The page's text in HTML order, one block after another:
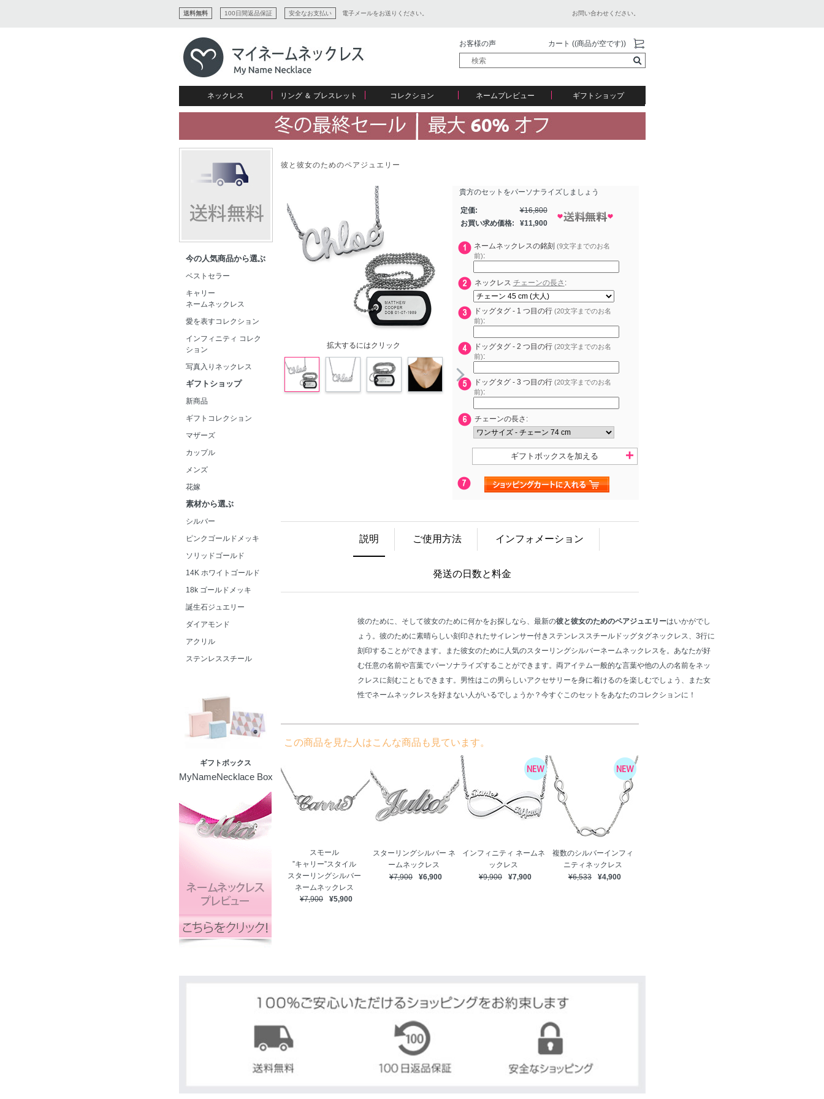
送料無料 100日間返品保証 安全なお支払い 電子メールをお送りください。 お問い合わせください。
お客様の声 カート ((商品が空です))
ネックレス
すべてコレクションを見る
ネームネックレス
プチネームネックレス
リング ＆ ブレスレット
リング
愛のブレスレット
コレクション
愛を表すコレクション
イニシャルジュエリー
誕生石コレクション
バーネックレスコレクション
ディスクとサークルのコレクション
ネームプレビュー
ネームプレビュー
ギフトショップ
マザーズ
メンズ
ギフトコレクション
今の人気商品から選ぶ
ベストセラー
キャリー
ネームネックレス
愛を表すコレクション
インフィニティ コレク
ション
写真入りネックレス
ギフトショップ
新商品
ギフトコレクション
マザーズ
カップル
メンズ
花嫁
素材から選ぶ
シルバー
ピンクゴールドメッキ
ソリッドゴールド
14K ホワイトゴールド
18k ゴールドメッキ
誕生石ジュエリー
ダイアモンド
アクリル
ステンレススチール
ギフトボックス
MyNameNecklace Box
彼と彼女のためのペアジュエリー
拡大するにはクリック
貴方のセットをパーソナライズしましょう
定価: ¥16,800
お買い求め価格:
¥11,900
ネームネックレスの銘刻 (9文字までのお名
前):
ネックレス チェーンの長さ :
ドッグタグ - 1 つ目の行 (20文字までのお名
前):
ドッグタグ - 2 つ目の行 (20文字までのお名
前):
ドッグタグ - 3 つ目の行 (20文字までのお名
前):
チェーンの長さ:
ギフトボックスを加える
説明 ご使用方法 インフォメーション
発送の日数と料金
彼のために、そして彼女のために何かをお探しなら、最新の彼と彼女のためのペアジュエリーはいかがでし
ょう。彼のために素晴らしい刻印されたサイレンサー付きステンレススチールドッグタグネックレス、3行に
刻印することができます。また彼女のために人気のスターリングシルバーネームネックレスを。あなたが好
む任意の名前や言葉でパーソナライズすることができます。両アイテム一般的な言葉や他の人の名前をネッ
クレスに刻むこともできます。男性はこの男らしいアクセサリーを身に着けるのを楽しむでしょう、また女
性でネームネックレスを好まない人がいるでしょうか？今すぐこのセットをあなたのコレクションに！
この商品を見た人はこんな商品も見ています。
スモール
”キャリー”スタイル
スターリングシルバー
ネームネックレス
¥7,900
¥5,900
スターリングシルバー ネ
ームネックレス
¥7,900
¥6,900
インフィニティ ネームネ
ックレス
¥9,900
¥7,900
複数のシルバーインフィ
ニティネックレス
¥6,533
¥4,900